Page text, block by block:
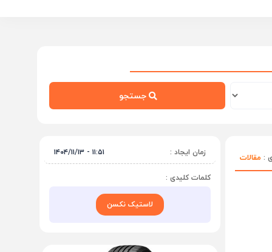
جستجو
: مقالات زمان ایجاد :
۱۱:۵۱ - ۱۴۰۴/۱۱/۱۳
کلمات کلیدی :
لاستیک نکسن